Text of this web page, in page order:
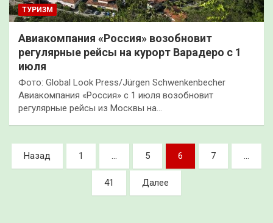
ТУРИЗМ
Авиакомпания «Россия» возобновит
регулярные рейсы на курорт Варадеро с 1
июля
Фото: Global Look Press/Jürgen Schwenkenbecher
Авиакомпания «Россия» с 1 июля возобновит
регулярные рейсы из Москвы на…
Пагинация
записей
Назад 1 … 5 6 7 …
41 Далее